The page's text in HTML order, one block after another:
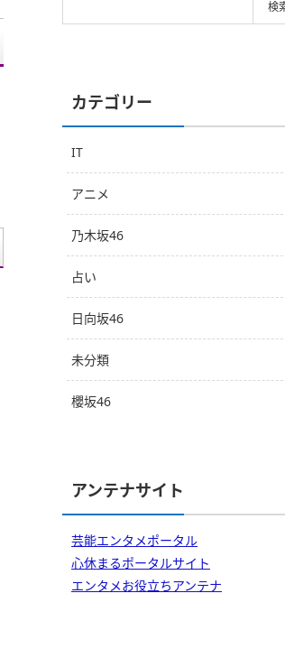
カテゴリー
IT
アニメ
乃木坂46
占い
日向坂46
未分類
櫻坂46
アンテナサイト
芸能エンタメポータル
心休まるポータルサイト
エンタメお役立ちアンテナ